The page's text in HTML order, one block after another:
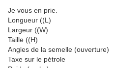
Je vous en prie.
Longueur ((L)
Largeur ((W)
Taille ((H)
Angles de la semelle (ouverture)
Taxe sur le pétrole